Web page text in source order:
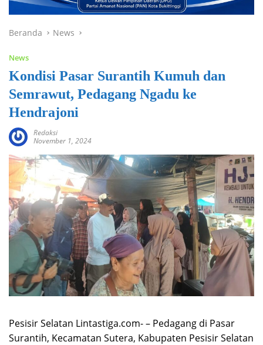
Beranda News
News
Kondisi Pasar Surantih Kumuh dan
Semrawut, Pedagang Ngadu ke
Hendrajoni
Redaksi
November 1, 2024
Pesisir Selatan Lintastiga.com- – Pedagang di Pasar
Surantih, Kecamatan Sutera, Kabupaten Pesisir Selatan